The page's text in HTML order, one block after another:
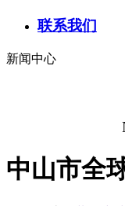
联系我们
新闻中心
中山市全